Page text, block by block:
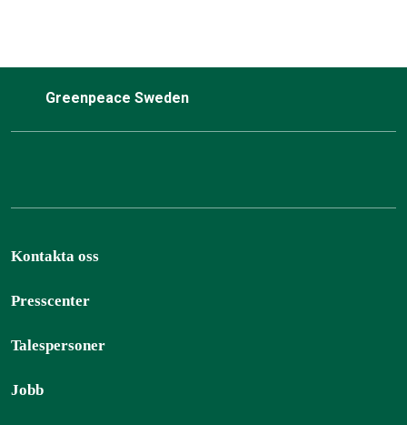
Greenpeace Sweden
Kontakta oss
Presscenter
Talespersoner
Jobb